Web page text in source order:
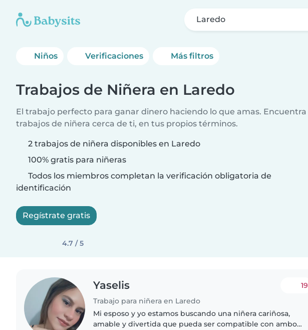
Laredo
Niños Verificaciones Más filtros
Trabajos de Niñera en Laredo
El trabajo perfecto para ganar dinero haciendo lo que amas. Encuentra
trabajos de niñera cerca de ti, en tus propios términos.
2 trabajos de niñera disponibles en Laredo
100% gratis para niñeras
Todos los miembros completan la verificación obligatoria de
identificación
Regístrate gratis
4.7 / 5
Yaselis
Trabajo para niñera en Laredo
19
Mi esposo y yo estamos buscando una niñera cariñosa,
amable y divertida que pueda ser compatible con ambos